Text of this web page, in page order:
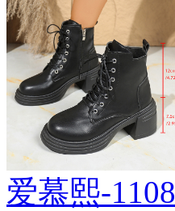
爱慕熙-1108